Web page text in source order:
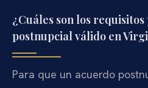
¿Cuáles son los
postnupcial válido en
Para que un acuerdo